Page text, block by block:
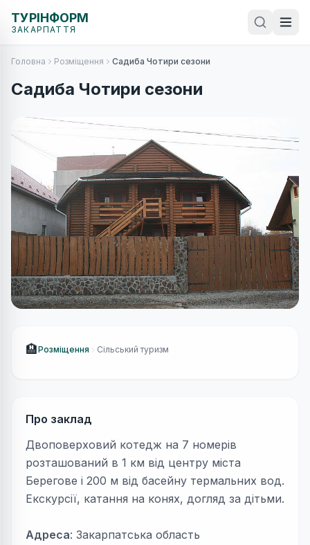
ТУРІНФОРМ
ЗАКАРПАТТЯ
Головна Розміщення Садиба Чотири сезони
Садиба Чотири сезони
🏨Розміщення Сільський туризм
Про заклад
Двоповерховий котедж на 7 номерів
розташований в 1 км від центру міста
Берегове і 200 м від басейну термальних вод.
Екскурсії, катання на конях, догляд за дітьми.
Адреса: Закарпатська область